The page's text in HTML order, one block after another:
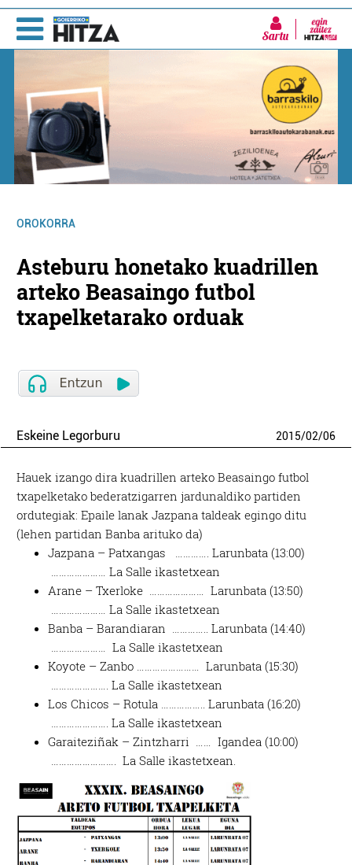
Sartu
OROKORRA
Asteburu honetako kuadrillen
arteko Beasaingo futbol
txapelketarako orduak
Eskeine Legorburu 2015/02/06
Hauek izango dira kuadrillen arteko Beasaingo futbol
txapelketako bederatzigarren jardunaldiko partiden
ordutegiak: Epaile lanak Jazpana taldeak egingo ditu
(lehen partidan Banba arituko da)
Jazpana – Patxangas …………. Larunbata (13:00)
………………… La Salle ikastetxean
Arane – Txerloke ………………… Larunbata (13:50)
………………… La Salle ikastetxean
Banba – Barandiaran ………….. Larunbata (14:40)
………………… La Salle ikastetxean
Koyote – Zanbo …………………… Larunbata (15:30)
…………………. La Salle ikastetxean
Los Chicos – Rotula …………….. Larunbata (16:20)
…………………. La Salle ikastetxean
Garaiteziñak – Zintzharri …… Igandea (10:00)
……………………. La Salle ikastetxean.